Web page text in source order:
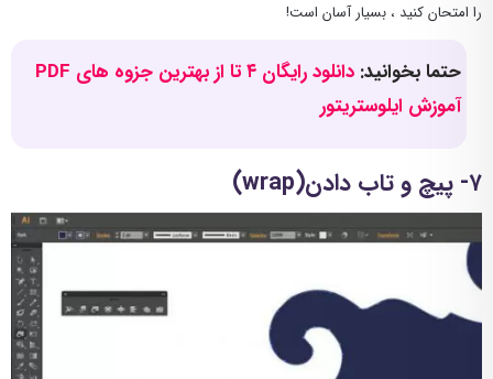
را امتحان کنید ، بسیار آسان است!
حتما بخوانید:
دانلود رایگان ۴ تا از بهترین جزوه های PDF
آموزش ایلوستریتور
۷- پیچ و تاب دادن(wrap)